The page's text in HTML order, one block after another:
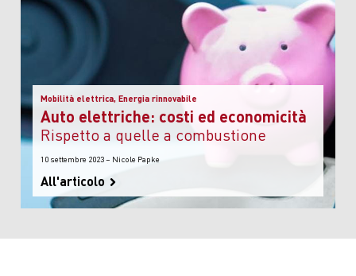
Mobilità elettrica, Energia rinnovabile
Auto elettriche: costi ed economicità
rispetto a quelle a combustione
10 settembre 2023 – Nicole Papke
All'articolo